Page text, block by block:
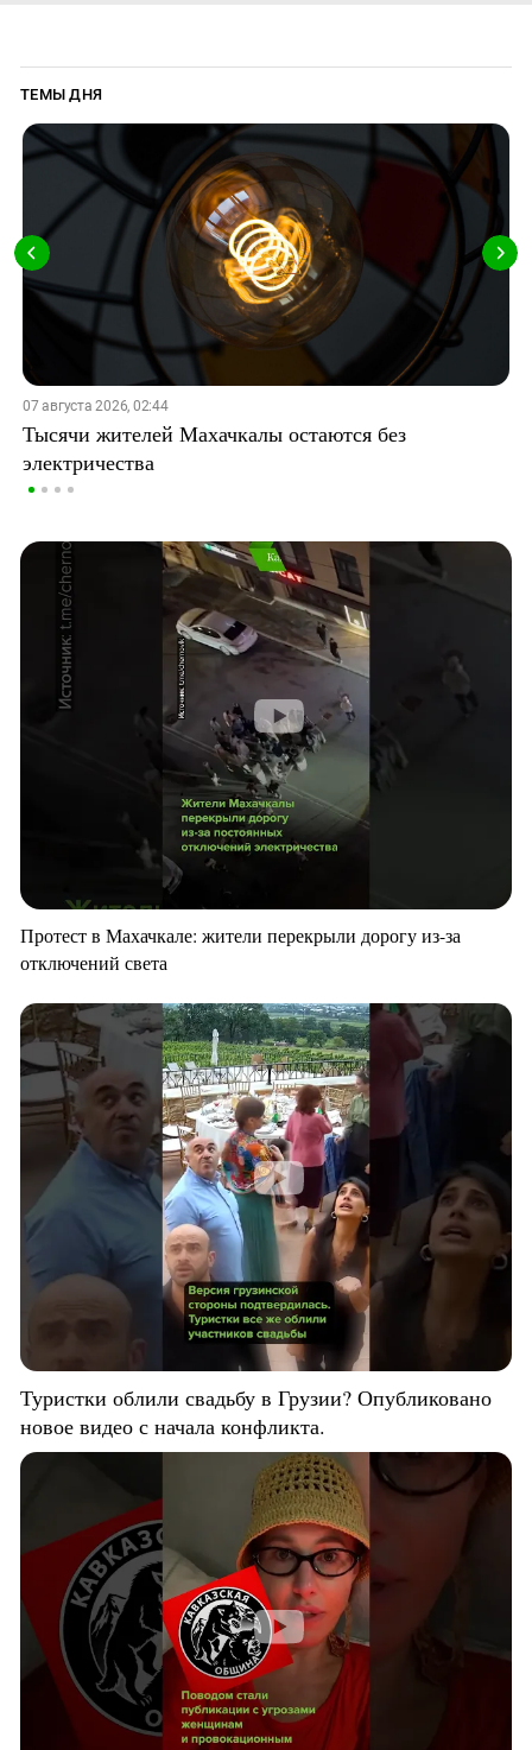
ТЕМЫ ДНЯ
07 августа 2026, 02:44
Тысячи жителей Махачкалы остаются без
электричества
Протест в Махачкале: жители перекрыли дорогу из-за
отключений света
Туристки облили свадьбу в Грузии? Опубликовано
новое видео с начала конфликта.